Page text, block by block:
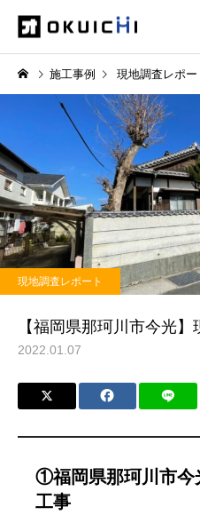
施工事例 現地調査レポー
現地調査レポート
【福岡県那珂川市今光
2022.01.07
①福岡県那珂川市今
工事